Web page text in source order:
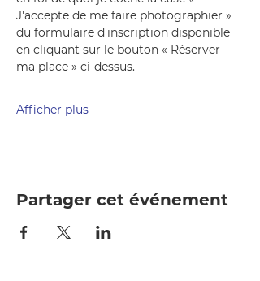
J'accepte de me faire photographier »
du formulaire d'inscription disponible
en cliquant sur le bouton « Réserver
ma place » ci-dessus.
Afficher plus
Partager cet événement